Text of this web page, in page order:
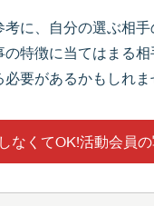
考に、自分の選ぶ相
の特徴に当てはまる
要があるかもしれま
なくてOK!活動会員